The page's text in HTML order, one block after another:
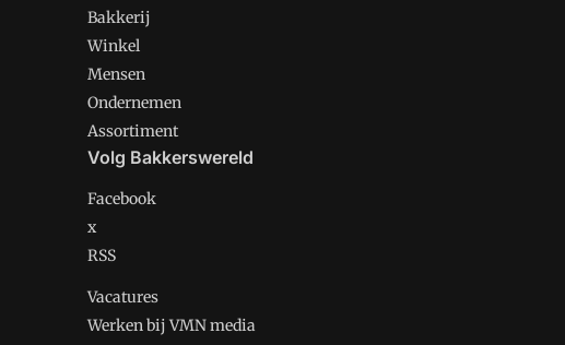
Bakkerij
Winkel
Mensen
Ondernemen
Assortiment
Volg Bakkerswereld
Facebook
x
RSS
Vacatures
Werken bij VMN media